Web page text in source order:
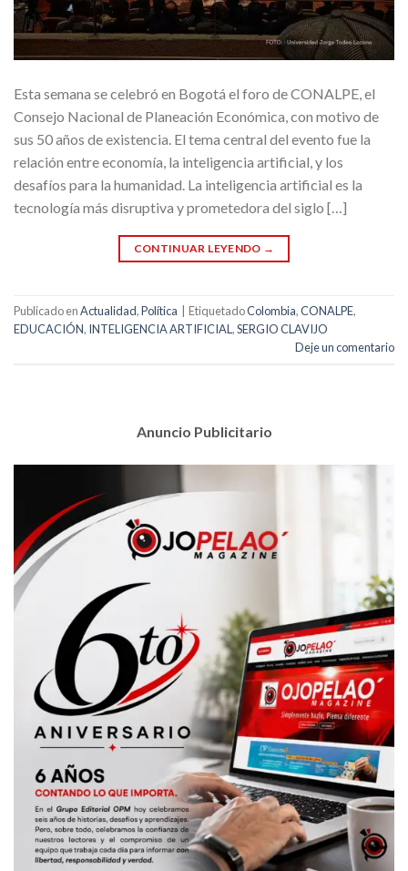
Esta semana se celebró en Bogotá el foro de CONALPE, el
Consejo Nacional de Planeación Económica, con motivo de
sus 50 años de existencia. El tema central del evento fue la
relación entre economía, la inteligencia artificial, y los
desafíos para la humanidad. La inteligencia artificial es la
tecnología más disruptiva y prometedora del siglo […]
CONTINUAR LEYENDO →
Publicado enActualidad,Política EtiquetadoColombia,CONALPE,
EDUCACIÓN, INTELIGENCIA ARTIFICIAL,SERGIO CLAVIJO
Deje un comentario
Anuncio Publicitario